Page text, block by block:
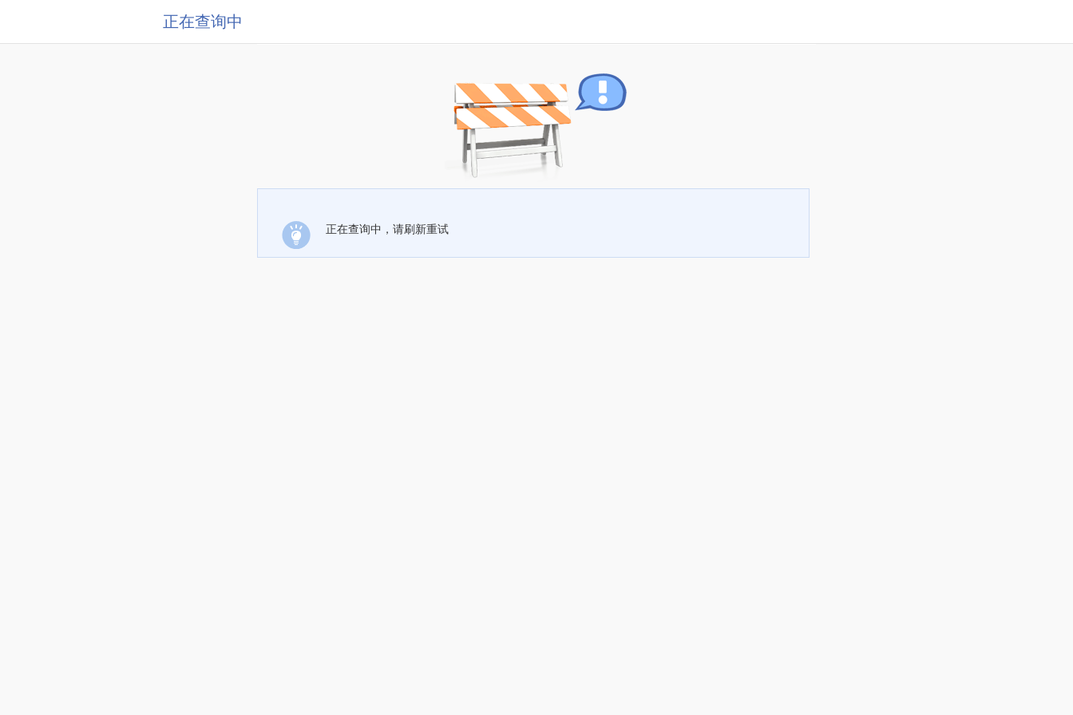
正在查询中
正在查询中，请刷新重试